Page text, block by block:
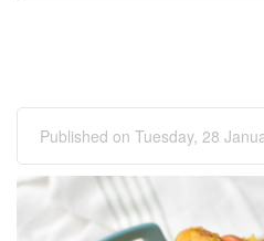
Published on Tuesday, 28